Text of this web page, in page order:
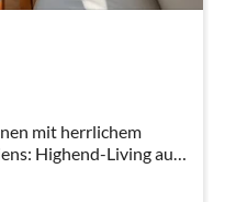
mit herrlichem
Highend-Living auf